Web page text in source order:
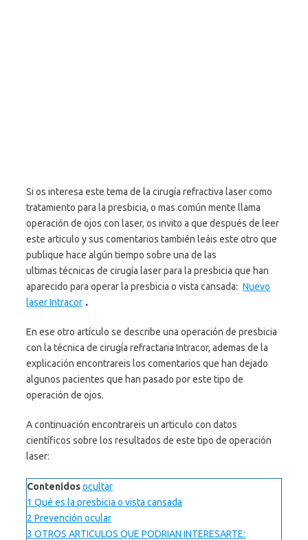
Si os interesa este tema de la cirugía refractiva laser como
tratamiento para la presbicia, o mas común mente llama
operación de ojos con laser, os invito a que después de leer
este articulo y sus comentarios también leáis este otro que
publique hace algún tiempo sobre una de las
ultimas técnicas de cirugía laser para la presbicia que han
aparecido para operar la presbicia o vista cansada: Nuevo
laser Intracor .
En ese otro artículo se describe una operación de presbicia
con la técnica de cirugía refractaria Intracor, ademas de la
explicación encontrareis los comentarios que han dejado
algunos pacientes que han pasado por este tipo de
operación de ojos.
A continuación encontrareis un articulo con datos
científicos sobre los resultados de este tipo de operación
laser:
Contenidosocultar
1 Qué es la presbicia o vista cansada
2 Prevención ocular
3 OTROS ARTICULOS QUE PODRIAN INTERESARTE: